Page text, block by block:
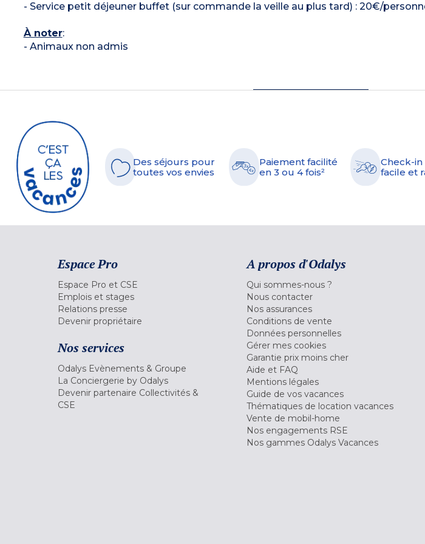
- Service petit déjeuner buffet (sur commande la veille au plus tard) : 20€/
À noter:
- Animaux non admis
Des séjours pour
toutes vos envies
Paiement facilité
en 3 ou 4 fois²
Check-
facile et
Espace Pro
Espace Pro et CSE
Emplois et stages
Relations presse
Devenir propriétaire
Nos services
Odalys Evènements & Groupe
La Conciergerie by Odalys
Devenir partenaire Collectivités &
CSE
A propos d'Odalys
Qui sommes-nous ?
Nous contacter
Nos assurances
Conditions de vente
Données personnelles
Gérer mes cookies
Garantie prix moins cher
Aide et FAQ
Mentions légales
Guide de vos vacances
Thématiques de location vacances
Vente de mobil-home
Nos engagements RSE
Nos gammes Odalys Vacances